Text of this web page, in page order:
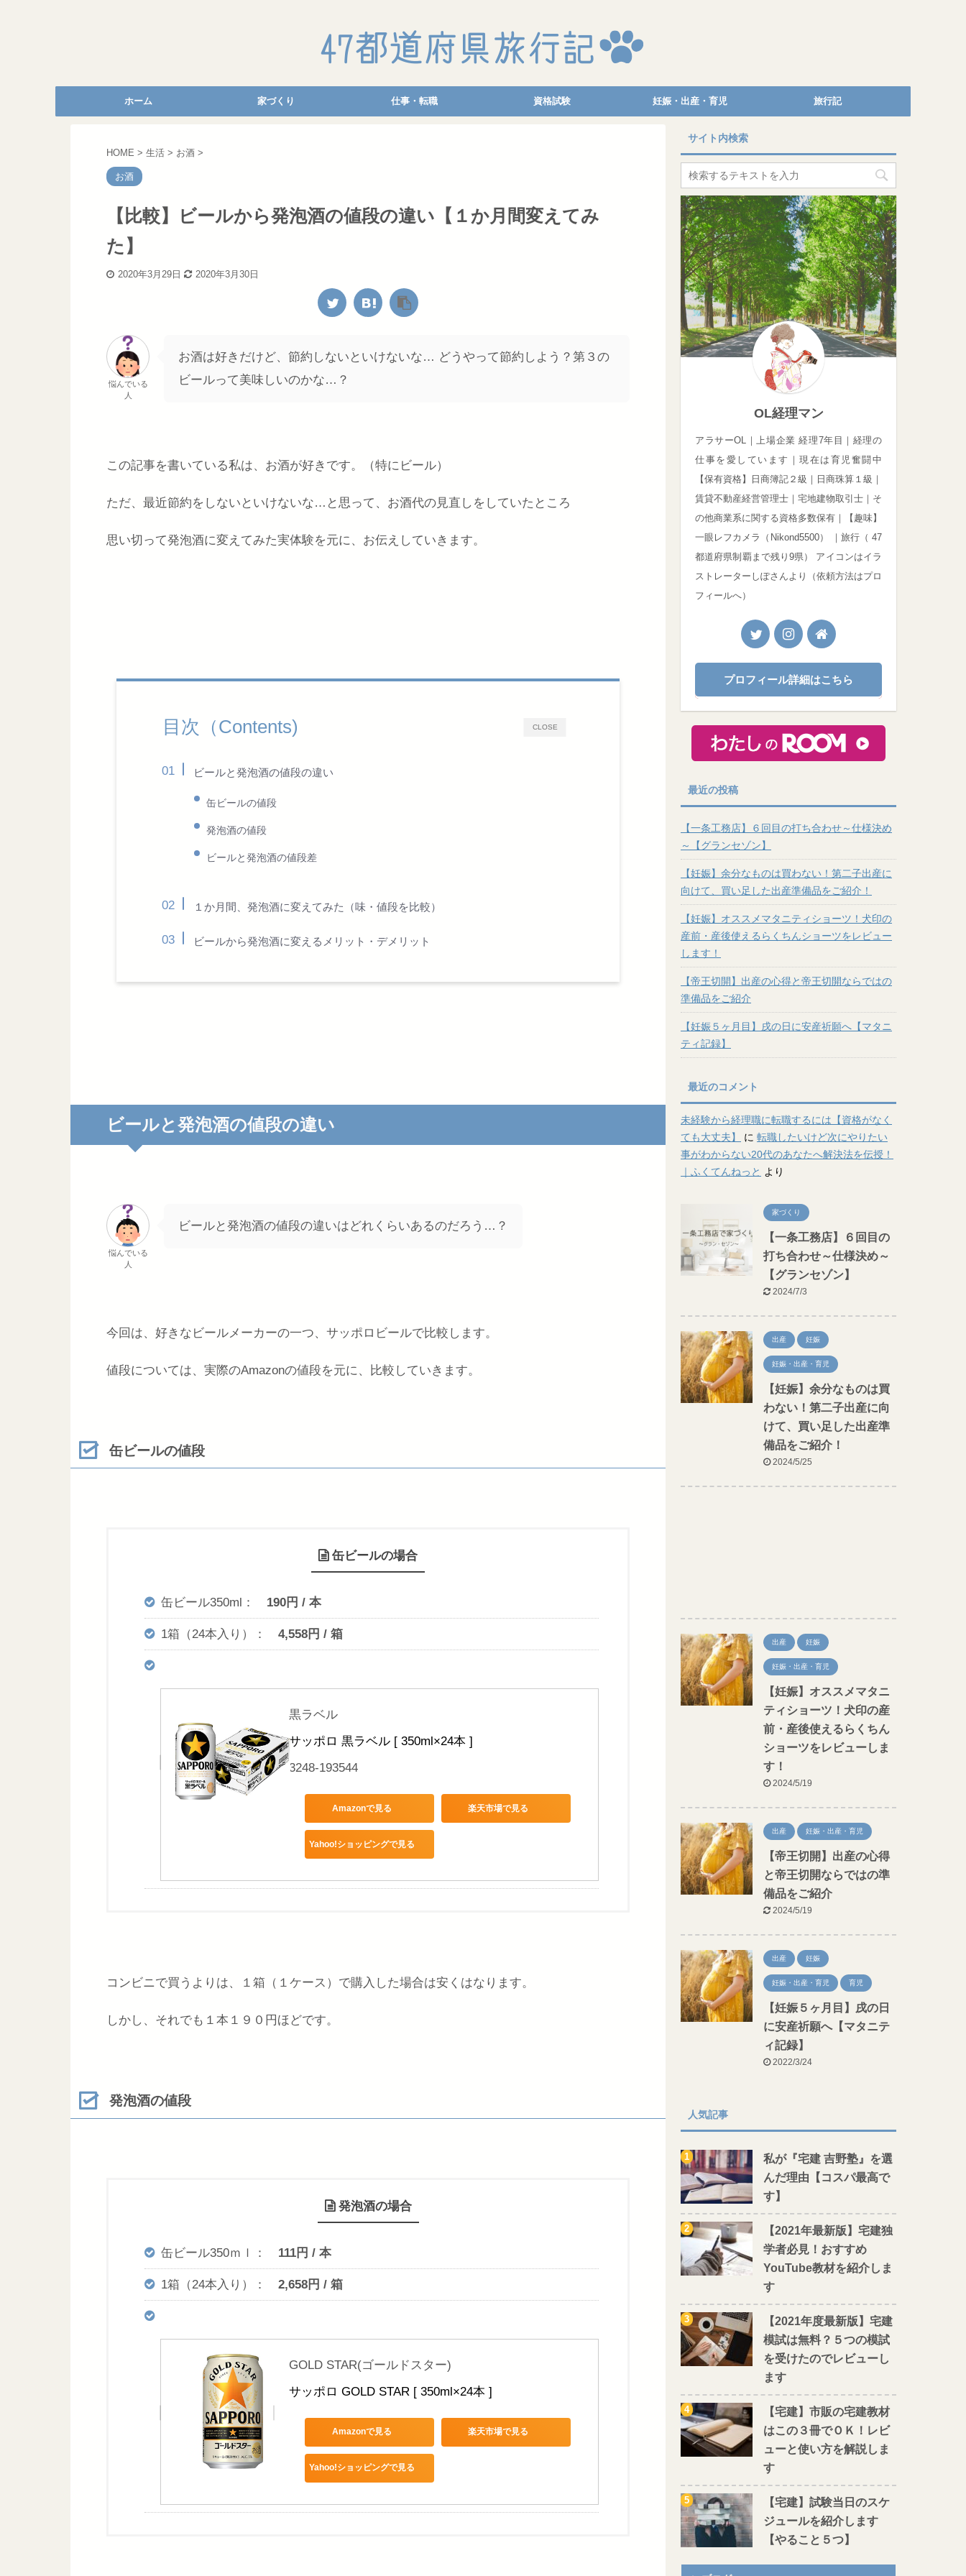
ホーム 家づくり 仕事・転職 資格試験 妊娠・出産・育児 旅行記
HOME > 生活 > お酒 >
お酒
【比較】ビールから発泡酒の値段の違い【１か月間変えてみ
た】
2020年3月29日 2020年3月30日
悩んでいる
人
お酒は好きだけど、節約しないといけないな… どうやって節約しよう？第３の
ビールって美味しいのかな…？
この記事を書いている私は、お酒が好きです。（特にビール）
ただ、最近節約をしないといけないな…と思って、お酒代の見直しをしていたところ
思い切って発泡酒に変えてみた実体験を元に、お伝えしていきます。
CLOSE
目次（Contents)
ビールと発泡酒の値段の違い
缶ビールの値段
発泡酒の値段
ビールと発泡酒の値段差
１か月間、発泡酒に変えてみた（味・値段を比較）
ビールから発泡酒に変えるメリット・デメリット
ビールと発泡酒の値段の違い
悩んでいる
人
ビールと発泡酒の値段の違いはどれくらいあるのだろう…？
今回は、好きなビールメーカーの一つ、サッポロビールで比較します。
値段については、実際のAmazonの値段を元に、比較していきます。
缶ビールの値段
缶ビールの場合
缶ビール350ml： 190円 / 本
1箱（24本入り）： 4,558円 / 箱
黒ラベル
サッポロ 黒ラベル [ 350ml×24本 ]
3248-193544
Amazonで見る 楽天市場で見る
Yahoo!ショッピングで見る
コンビニで買うよりは、１箱（１ケース）で購入した場合は安くはなります。
しかし、それでも１本１９０円ほどです。
発泡酒の値段
発泡酒の場合
缶ビール350ｍｌ： 111円 / 本
1箱（24本入り）： 2,658円 / 箱
GOLD STAR(ゴールドスター)
サッポロ GOLD STAR [ 350ml×24本 ]
Amazonで見る 楽天市場で見る
Yahoo!ショッピングで見る
サイト内検索
OL経理マン
アラサーOL｜上場企業 経理7年目｜経理の
仕事を愛しています｜現在は育児奮闘中
【保有資格】日商簿記２級｜日商珠算１級｜
賃貸不動産経営管理士｜宅地建物取引士｜そ
の他商業系に関する資格多数保有｜【趣味】
一眼レフカメラ（Nikond5500） ｜旅行（ 47
都道府県制覇まで残り9県） アイコンはイラ
ストレーターしぽさんより（依頼方法はプロ
フィールへ）
プロフィール詳細はこちら
最近の投稿
【一条工務店】６回目の打ち合わせ～仕様決め
～【グランセゾン】
【妊娠】余分なものは買わない！第二子出産に
向けて、買い足した出産準備品をご紹介！
【妊娠】オススメマタニティショーツ！犬印の
産前・産後使えるらくちんショーツをレビュー
します！
【帝王切開】出産の心得と帝王切開ならではの
準備品をご紹介
【妊娠５ヶ月目】戌の日に安産祈願へ【マタニ
ティ記録】
最近のコメント
未経験から経理職に転職するには【資格がなく
ても大丈夫】
に 転職したいけど次にやりたい
事がわからない20代のあなたへ解決法を伝授！
｜ふくてんねっと より
家づくり
【一条工務店】６回目の
打ち合わせ～仕様決め～
【グランセゾン】
2024/7/3
出産 妊娠
妊娠・出産・育児
【妊娠】余分なものは買
わない！第二子出産に向
けて、買い足した出産準
備品をご紹介！
2024/5/25
出産 妊娠
妊娠・出産・育児
【妊娠】オススメマタニ
ティショーツ！犬印の産
前・産後使えるらくちん
ショーツをレビューしま
す！
2024/5/19
出産 妊娠・出産・育児
【帝王切開】出産の心得
と帝王切開ならではの準
備品をご紹介
2024/5/19
出産 妊娠
妊娠・出産・育児 育児
【妊娠５ヶ月目】戌の日
に安産祈願へ【マタニテ
ィ記録】
2022/3/24
人気記事
私が『宅建 吉野塾』を選
んだ理由【コスパ最高で
す】
【2021年最新版】宅建独
学者必見！おすすめ
YouTube教材を紹介しま
す
【2021年度最新版】宅建
模試は無料？５つの模試
を受けたのでレビューし
ます
【宅建】市販の宅建教材
はこの３冊でＯＫ！レビ
ューと使い方を解説しま
す
【宅建】試験当日のスケ
ジュールを紹介します
【やること５つ】